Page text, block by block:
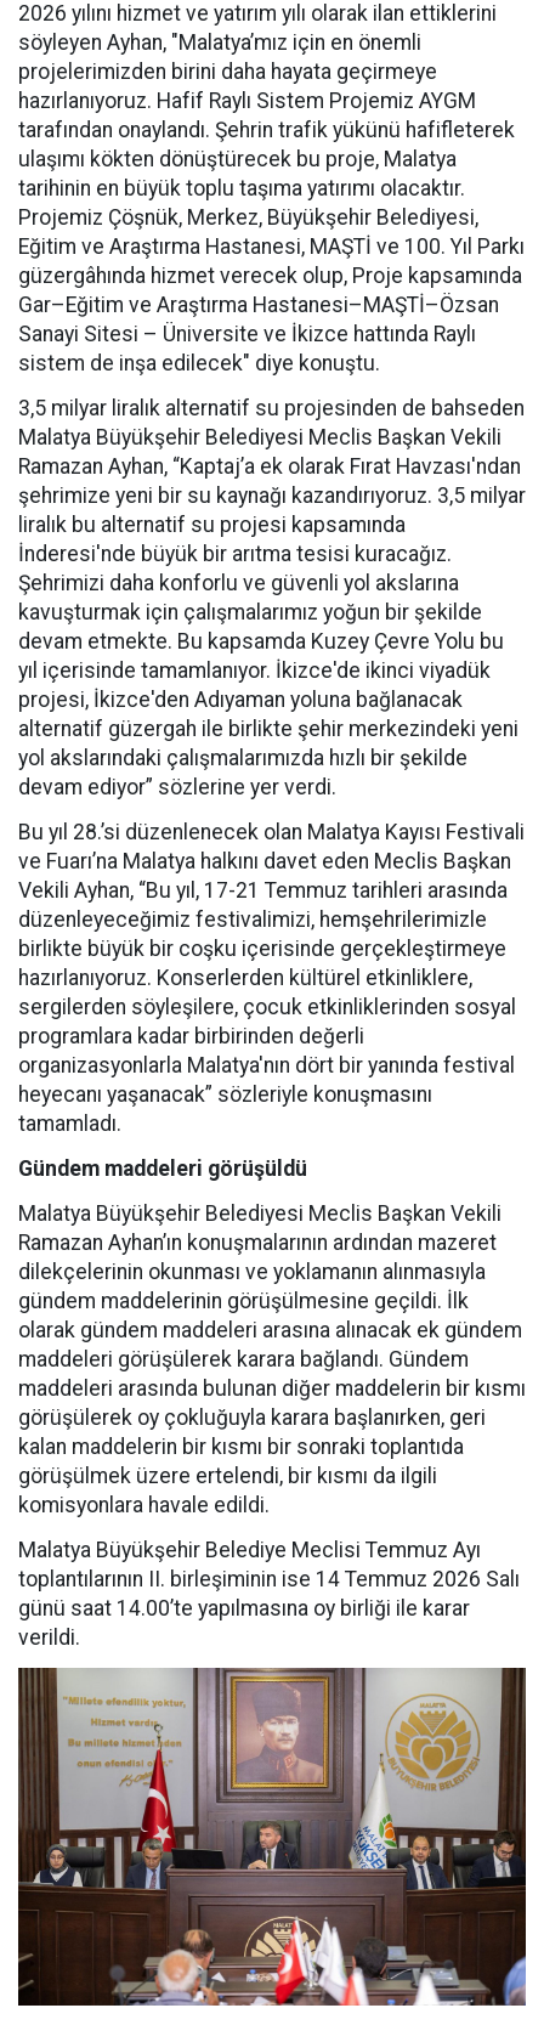
2026 yılını hizmet ve yatırım yılı olarak ilan ettiklerini
söyleyen Ayhan, "Malatya’mız için en önemli
projelerimizden birini daha hayata geçirmeye
hazırlanıyoruz. Hafif Raylı Sistem Projemiz AYGM
tarafından onaylandı. Şehrin trafik yükünü hafifleterek
ulaşımı kökten dönüştürecek bu proje, Malatya
tarihinin en büyük toplu taşıma yatırımı olacaktır.
Projemiz Çöşnük, Merkez, Büyükşehir Belediyesi,
Eğitim ve Araştırma Hastanesi, MAŞTİ ve 100. Yıl Parkı
güzergâhında hizmet verecek olup, Proje kapsamında
Gar–Eğitim ve Araştırma Hastanesi–MAŞTİ–Özsan
Sanayi Sitesi – Üniversite ve İkizce hattında Raylı
sistem de inşa edilecek" diye konuştu.
3,5 milyar liralık alternatif su projesinden de bahseden
Malatya Büyükşehir Belediyesi Meclis Başkan Vekili
Ramazan Ayhan, “Kaptaj’a ek olarak Fırat Havzası'ndan
şehrimize yeni bir su kaynağı kazandırıyoruz. 3,5 milyar
liralık bu alternatif su projesi kapsamında
İnderesi'nde büyük bir arıtma tesisi kuracağız.
Şehrimizi daha konforlu ve güvenli yol akslarına
kavuşturmak için çalışmalarımız yoğun bir şekilde
devam etmekte. Bu kapsamda Kuzey Çevre Yolu bu
yıl içerisinde tamamlanıyor. İkizce'de ikinci viyadük
projesi, İkizce'den Adıyaman yoluna bağlanacak
alternatif güzergah ile birlikte şehir merkezindeki yeni
yol akslarındaki çalışmalarımızda hızlı bir şekilde
devam ediyor” sözlerine yer verdi.
Bu yıl 28.’si düzenlenecek olan Malatya Kayısı Festivali
ve Fuarı’na Malatya halkını davet eden Meclis Başkan
Vekili Ayhan, “Bu yıl, 17-21 Temmuz tarihleri arasında
düzenleyeceğimiz festivalimizi, hemşehrilerimizle
birlikte büyük bir coşku içerisinde gerçekleştirmeye
hazırlanıyoruz. Konserlerden kültürel etkinliklere,
sergilerden söyleşilere, çocuk etkinliklerinden sosyal
programlara kadar birbirinden değerli
organizasyonlarla Malatya'nın dört bir yanında festival
heyecanı yaşanacak” sözleriyle konuşmasını
tamamladı.
Gündem maddeleri görüşüldü
Malatya Büyükşehir Belediyesi Meclis Başkan Vekili
Ramazan Ayhan’ın konuşmalarının ardından mazeret
dilekçelerinin okunması ve yoklamanın alınmasıyla
gündem maddelerinin görüşülmesine geçildi. İlk
olarak gündem maddeleri arasına alınacak ek gündem
maddeleri görüşülerek karara bağlandı. Gündem
maddeleri arasında bulunan diğer maddelerin bir kısmı
görüşülerek oy çokluğuyla karara başlanırken, geri
kalan maddelerin bir kısmı bir sonraki toplantıda
görüşülmek üzere ertelendi, bir kısmı da ilgili
komisyonlara havale edildi.
Malatya Büyükşehir Belediye Meclisi Temmuz Ayı
toplantılarının II. birleşiminin ise 14 Temmuz 2026 Salı
günü saat 14.00’te yapılmasına oy birliği ile karar
verildi.